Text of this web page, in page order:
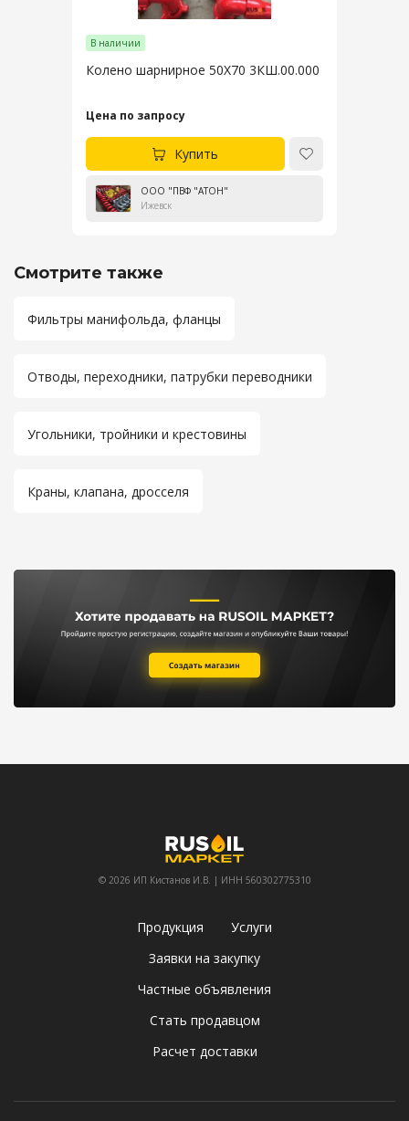
В наличии
Колено шарнирное 50Х70 3КШ.00.000
Цена по запросу
Купить
ООО "ПВФ "АТОН"
Ижевск
Смотрите также
Фильтры манифольда, фланцы
Отводы, переходники, патрубки переводники
Угольники, тройники и крестовины
Краны, клапана, дросселя
© 2026 ИП Кистанов И.В. | ИНН 560302775310
Продукция
Услуги
Заявки на закупку
Частные объявления
Стать продавцом
Расчет доставки